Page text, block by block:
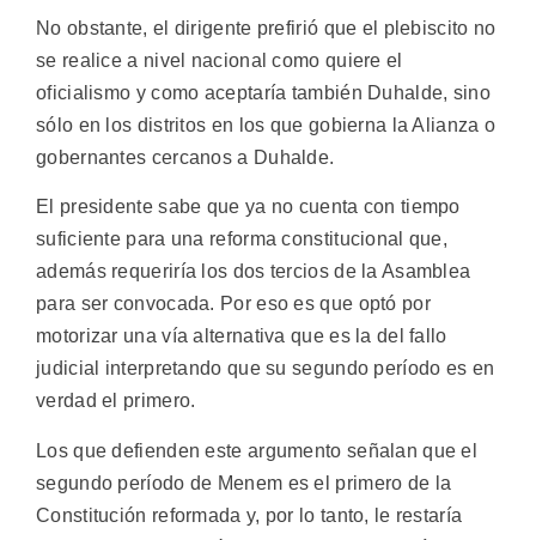
No obstante, el dirigente prefirió que el plebiscito no
se realice a nivel nacional como quiere el
oficialismo y como aceptaría también Duhalde, sino
sólo en los distritos en los que gobierna la Alianza o
gobernantes cercanos a Duhalde.
El presidente sabe que ya no cuenta con tiempo
suficiente para una reforma constitucional que,
además requeriría los dos tercios de la Asamblea
para ser convocada. Por eso es que optó por
motorizar una vía alternativa que es la del fallo
judicial interpretando que su segundo período es en
verdad el primero.
Los que defienden este argumento señalan que el
segundo período de Menem es el primero de la
Constitución reformada y, por lo tanto, le restaría